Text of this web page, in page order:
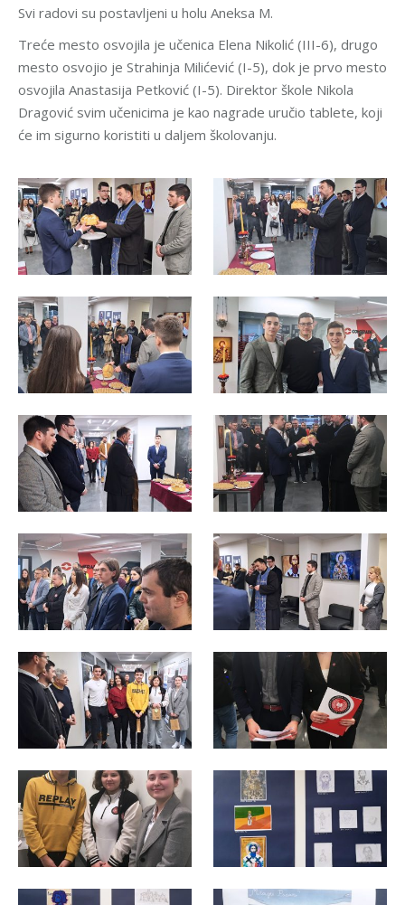
Svi radovi su postavljeni u holu Aneksa M.
Treće mesto osvojila je učenica Elena Nikolić (III-6), drugo
mesto osvojio je Strahinja Milićević (I-5), dok je prvo mesto
osvojila Anastasija Petković (I-5). Direktor škole Nikola
Dragović svim učenicima je kao nagrade uručio tablete, koji
će im sigurno koristiti u daljem školovanju.